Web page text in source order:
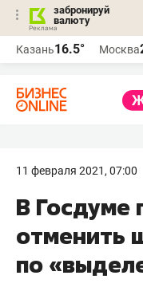
забронируй
валюту
Казань16.5° Москва
11 февраля 2021, 07:00
В Госдуме
отменить
по